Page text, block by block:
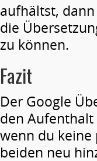
aufhältst,
die
zu können.
Fazit
Der Google
den
wenn du
beiden neu